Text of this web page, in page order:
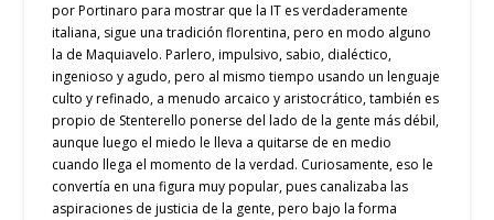
por Portinaro para mostrar que la IT es verdaderamente
italiana, sigue una tradición florentina, pero en modo alguno
la de Maquiavelo. Parlero, impulsivo, sabio, dialéctico,
ingenioso y agudo, pero al mismo tiempo usando un lenguaje
culto y refinado, a menudo arcaico y aristocrático, también es
propio de Stenterello ponerse del lado de la gente más débil,
aunque luego el miedo le lleva a quitarse de en medio
cuando llega el momento de la verdad. Curiosamente, eso le
convertía en una figura muy popular, pues canalizaba las
aspiraciones de justicia de la gente, pero bajo la forma